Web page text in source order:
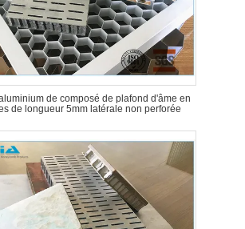
de composé de plafond d'âme en
de longueur 5mm latérale non perforée